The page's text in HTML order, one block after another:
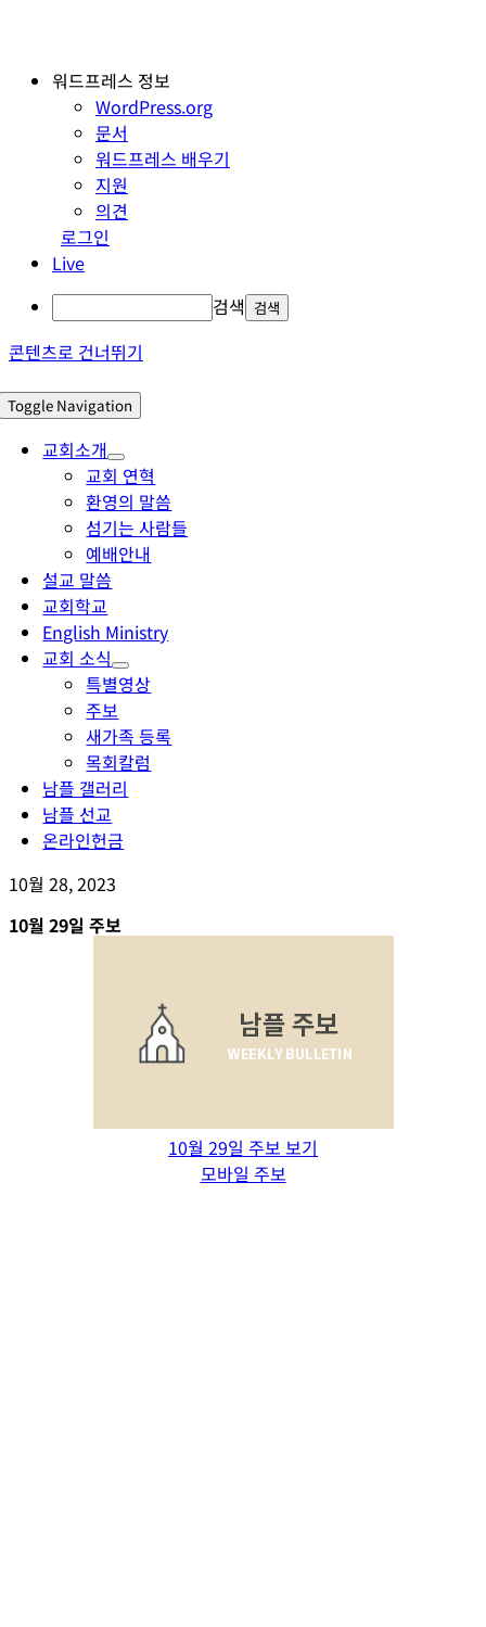
워드프레스 정보
WordPress.org
문서
워드프레스 배우기
지원
의견
로그인
Live
검색
콘텐츠로 건너뛰기
Toggle Navigation
교회소개
교회 연혁
환영의 말씀
섬기는 사람들
예배안내
설교 말씀
교회학교
English Ministry
교회 소식
특별영상
주보
새가족 등록
목회칼럼
남플 갤러리
남플 선교
온라인헌금
10월 28, 2023
10월 29일 주보
10월 29일 주보 보기
모바일 주보